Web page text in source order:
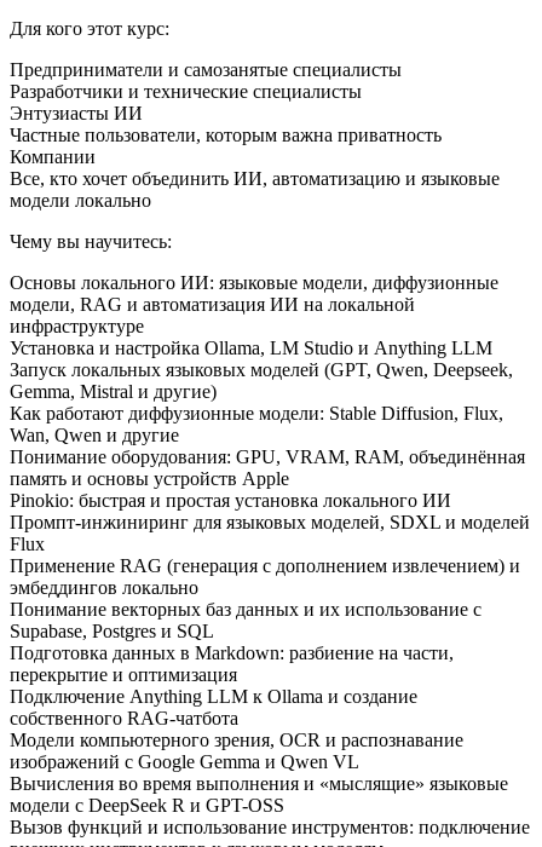
Для кого этот курс:
Предприниматели и самозанятые специалисты
Разработчики и технические специалисты
Энтузиасты ИИ
Частные пользователи, которым важна приватность
Компании
Все, кто хочет объединить ИИ, автоматизацию и языковые
модели локально
Чему вы научитесь:
Основы локального ИИ: языковые модели, диффузионные
модели, RAG и автоматизация ИИ на локальной
инфраструктуре
Установка и настройка Ollama, LM Studio и Anything LLM
Запуск локальных языковых моделей (GPT, Qwen, Deepseek,
Gemma, Mistral и другие)
Как работают диффузионные модели: Stable Diffusion, Flux,
Wan, Qwen и другие
Понимание оборудования: GPU, VRAM, RAM, объединённая
память и основы устройств Apple
Pinokio: быстрая и простая установка локального ИИ
Промпт-инжиниринг для языковых моделей, SDXL и моделей
Flux
Применение RAG (генерация с дополнением извлечением) и
эмбеддингов локально
Понимание векторных баз данных и их использование с
Supabase, Postgres и SQL
Подготовка данных в Markdown: разбиение на части,
перекрытие и оптимизация
Подключение Anything LLM к Ollama и создание
собственного RAG-чатбота
Модели компьютерного зрения, OCR и распознавание
изображений с Google Gemma и Qwen VL
Вычисления во время выполнения и «мыслящие» языковые
модели с DeepSeek R и GPT-OSS
Вызов функций и использование инструментов: подключение